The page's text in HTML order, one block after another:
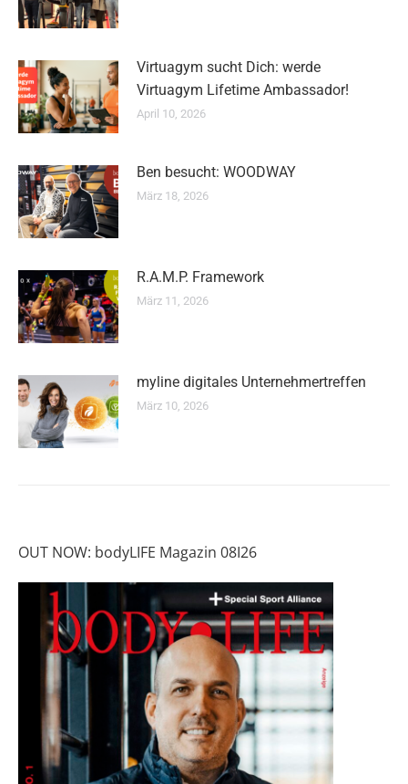
Virtuagym sucht Dich: werde
Virtuagym Lifetime Ambassador!
April 10, 2026
Ben besucht: WOODWAY
März 18, 2026
R.A.M.P. Framework
März 11, 2026
myline digitales Unternehmertreffen
März 10, 2026
OUT NOW: bodyLIFE Magazin 08I26